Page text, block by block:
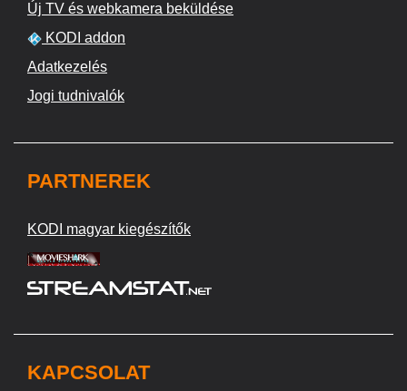
Új TV és webkamera beküldése
KODI addon
Adatkezelés
Jogi tudnivalók
PARTNEREK
KODI magyar kiegészítők
KAPCSOLAT